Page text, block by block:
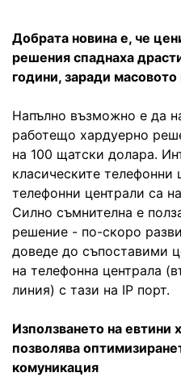
Добрата новина е, че
решения спаднаха
години, заради
Напълно възможно е да
работещо хардуерно
на 100 щатски долара.
класическите телефонни
телефонни централи са
Силно съмнителна е
решение - по-скоро
доведе до съпоставими
на телефонна централа
линия) с тази на IP порт.
Използването на евтини
позволява
комуникация